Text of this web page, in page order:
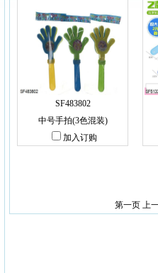
SF483802
中号手拍(3色混装)
加入订购
第一页 上